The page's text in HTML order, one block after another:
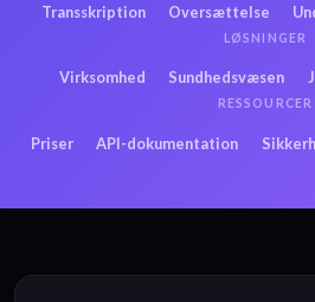
Transskription Oversættelse
LØSNINGER
Virksomhed Sundhedsvæsen
RESSOURCER
Priser API-dokumentation